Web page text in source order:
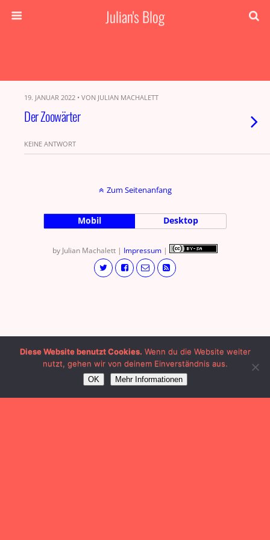
Julian's Blog
19. JANUAR 2022 • VON JULIAN MACHALETT
Der Zoowärter
KEINE ANTWORT
Zum Seitenanfang
Mobil Desktop
by Julian Machalett | Impressum |
Diese Website benutzt Cookies. Wenn du die Website weiter
nutzt, gehen wir von deinem Einverständnis aus.
OK Mehr Informationen